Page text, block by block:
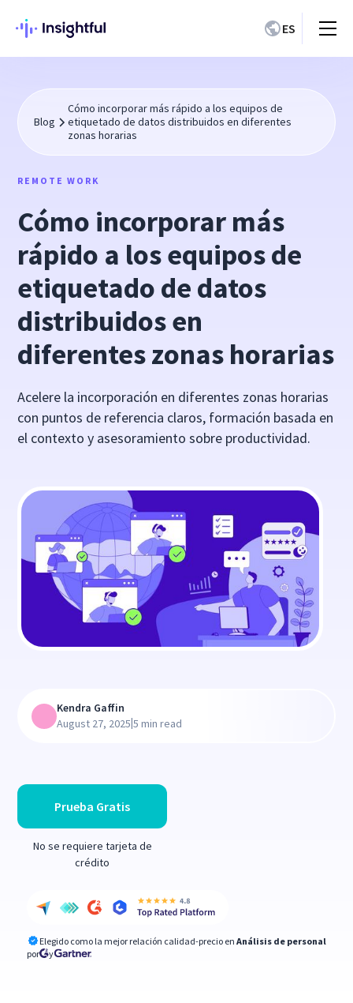
ES
Blog
Cómo incorporar más rápido a los equipos de
etiquetado de datos distribuidos en diferentes
zonas horarias
REMOTE WORK
Cómo incorporar más
rápido a los equipos de
etiquetado de datos
distribuidos en
diferentes zonas horarias
Acelere la incorporación en diferentes zonas horarias
con puntos de referencia claros, formación basada en
el contexto y asesoramiento sobre productividad.
Prueba Gratis
No se requiere tarjeta de
crédito
Elegido como la mejor relación calidad-precio en Análisis de personal
por
y
Kendra Gaffin
August 27, 2025|5 min read